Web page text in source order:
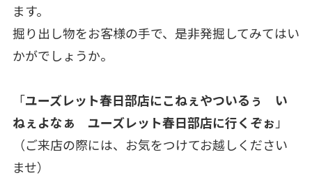
ます。
掘り出し物をお客様の手で、是非発掘してみてはい
かがでしょうか。
「ユーズレット春日部店にこねぇやついるぅ い
ねぇよなぁ ユーズレット春日部店に行くぞぉ 」
（ご来店の際には、お気をつけてお越しください
ませ）